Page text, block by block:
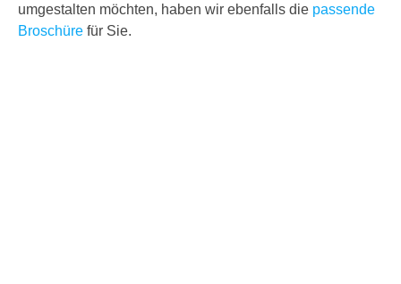
umgestalten möchten, haben wir ebenfalls die passende
Broschüre für Sie.